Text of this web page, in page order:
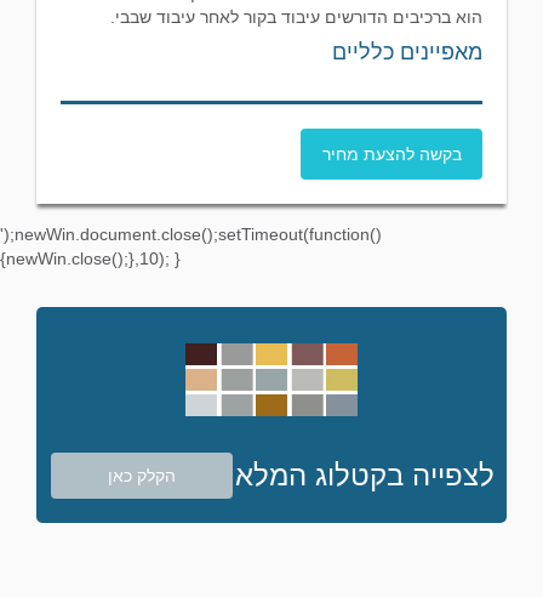
הוא ברכיבים הדורשים עיבוד בקור לאחר עיבוד שבבי.
מאפיינים כלליים
בקשה להצעת מחיר
');newWin.document.close();setTimeout(function()
{newWin.close();},10); }
לצפייה בקטלוג המלא הקלק כאן